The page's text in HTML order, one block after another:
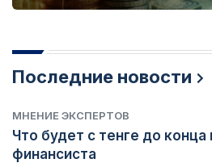
Последние новости
МНЕНИЕ ЭКСПЕРТОВ
Что будет с тенге до конца
финансиста